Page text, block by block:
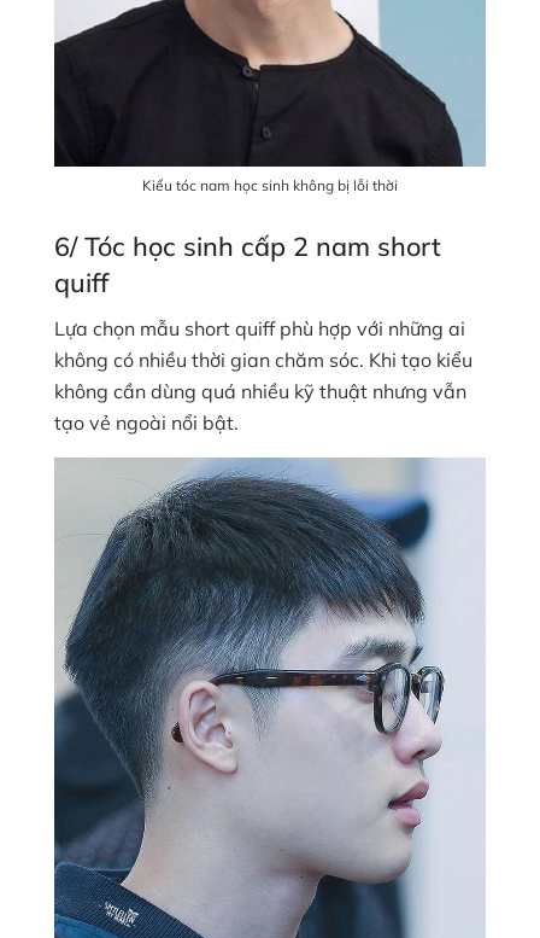
Kiểu tóc nam học sinh không bị lỗi thời
6/ Tóc học sinh cấp 2 nam short
quiff
Lựa chọn mẫu short quiff phù hợp với những ai
không có nhiều thời gian chăm sóc. Khi tạo kiểu
không cần dùng quá nhiều kỹ thuật nhưng vẫn
tạo vẻ ngoài nổi bật.